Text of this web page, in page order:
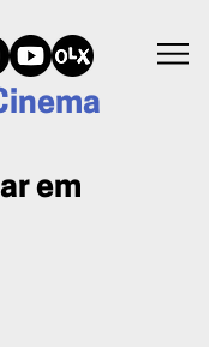
em